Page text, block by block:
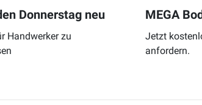
Donnerstag neu
Handwerker zu
MEGA
Jetzt
anfordern.